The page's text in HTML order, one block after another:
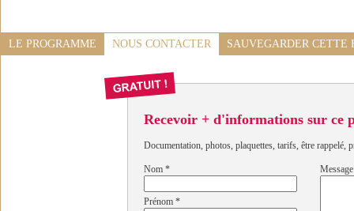
LE PROGRAMME NOUS CONTACTER SAUVEGARDER CETTE
Recevoir + d'informations sur ce
Documentation, photos, plaquettes, tarifs, être rappelé,
Nom *
Prénom *
Message